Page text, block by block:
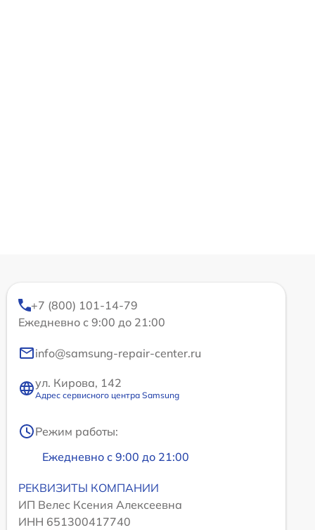
+7 (800) 101-14-79
Ежедневно с 9:00 до 21:00
info@samsung-repair-center.ru
ул. Кирова, 142
Адрес сервисного центра Samsung
Режим работы:
Ежедневно с 9:00 до 21:00
РЕКВИЗИТЫ КОМПАНИИ
ИП Велес Ксения Алексеевна
ИНН 651300417740